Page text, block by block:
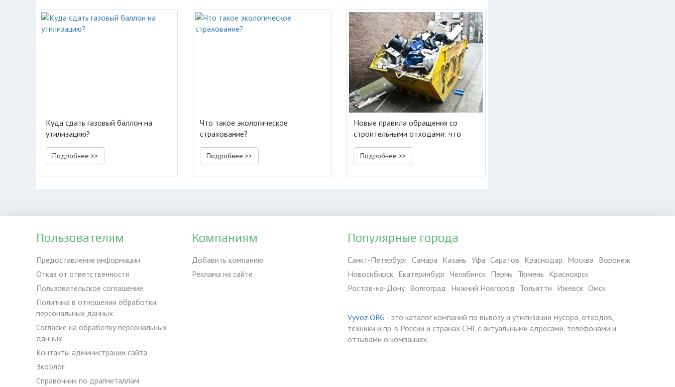
Куда сдать газовый баллон на
утилизацию?
Подробнее >>
Что такое экологическое
страхование?
Подробнее >>
Новые правила обращения со
строительными отходами: что
изменится
Подробнее >>
Пользователям
Предоставление информации
Отказ от ответственности
Пользовательское соглашение
Политика в отношении обработки
персональных данных
Согласие на обработку персональных
данных
Контакты администрации сайта
ЭкоБлог
Справочник по драгметаллам
Компаниям
Добавить компанию
Реклама на сайте
Популярные города
Санкт-Петербург Самара Казань Уфа Саратов Краснодар Москва Воронеж
Новосибирск Екатеринбург Челябинск Пермь Тюмень Красноярск
Ростов-на-Дону Волгоград Нижний Новгород Тольятти Ижевск Омск
Vyvoz.ORG - это каталог компаний по вывозу и утилизации мусора, отходов,
техники и пр. в России и странах СНГ с актуальными адресами, телефонами и
отзывами о компаниях.